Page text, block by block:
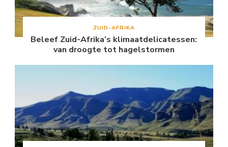
ZUID-AFRIKA
Beleef Zuid-Afrika’s klimaatdelicatessen:
van droogte tot hagelstormen